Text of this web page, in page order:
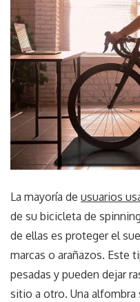
La mayoría de usuarios
de su bicicleta de
de ellas es proteger el
marcas o arañazos. Este
pesadas y pueden dejar
sitio a otro. Una